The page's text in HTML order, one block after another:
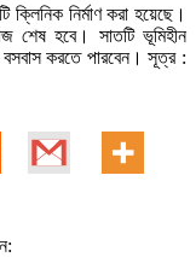
ক্লিনিক নির্মাণ করা হয়েছে।
শেষ হবে। সাতটি ভূমিহীন
বসবাস করতে পারবেন। সূত্র :